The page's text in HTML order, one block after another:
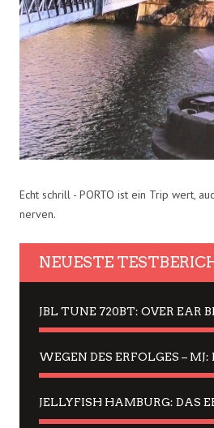
Echt schrill - PORTO ist ein Trip wert,
nerven.
NEUESTE